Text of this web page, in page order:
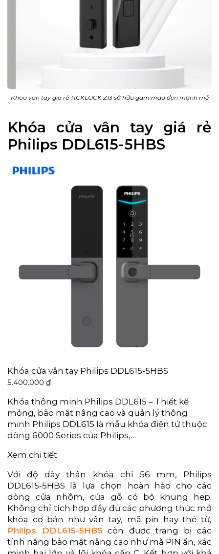
Khóa vân tay giá rẻ TICKLOCK Z13 sở hữu gam màu đen mạnh mẽ
Khóa cửa vân tay giá rẻ
Philips DDL615-5HBS
Khóa cửa vân tay Philips DDL615-5HBS
5.400.000 ₫
Khóa thông minh Philips DDL615 – Thiết kế
mỏng, bảo mật nâng cao và quản lý thông
minh Philips DDL615 là mẫu khóa điện tử thuộc
dòng 6000 Series của Philips,…
Xem chi tiết
Với độ dày thân khóa chỉ 56 mm, Philips
DDL615-5HBS là lựa chọn hoàn hảo cho các
dòng cửa nhôm, cửa gỗ có bộ khung hẹp.
Không chỉ tích hợp đầy đủ các phương thức mở
khóa cơ bản như vân tay, mã pin hay thẻ từ,
Philips DDL615-5HBS còn được trang bị các
tính năng bảo mật nâng cao như mã PIN ẩn, xác